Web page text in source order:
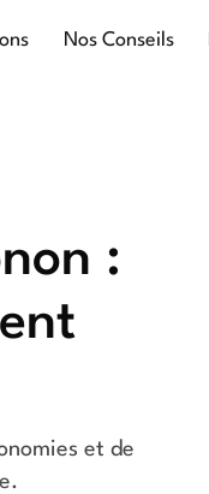
Nos Conseils
:
et de